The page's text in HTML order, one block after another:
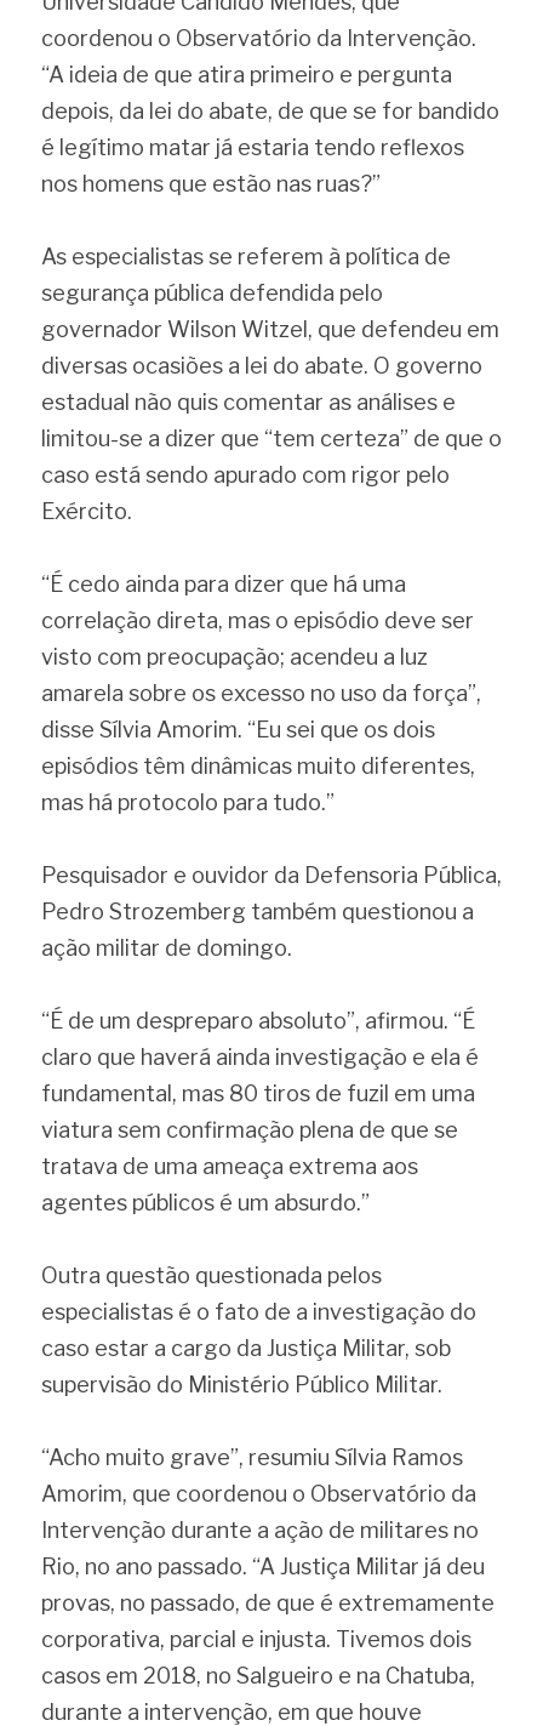
coordenou o Observatório da Intervenção.
“A ideia de que atira primeiro e pergunta
depois, da lei do abate, de que se for bandido
é legítimo matar já estaria tendo reflexos
nos homens que estão nas ruas?”
As especialistas se referem à política de
segurança pública defendida pelo
governador Wilson Witzel, que defendeu em
diversas ocasiões a lei do abate. O governo
estadual não quis comentar as análises e
limitou-se a dizer que “tem certeza” de que o
caso está sendo apurado com rigor pelo
Exército.
“É cedo ainda para dizer que há uma
correlação direta, mas o episódio deve ser
visto com preocupação; acendeu a luz
amarela sobre os excesso no uso da força”,
disse Sílvia Amorim. “Eu sei que os dois
episódios têm dinâmicas muito diferentes,
mas há protocolo para tudo.”
Pesquisador e ouvidor da Defensoria Pública,
Pedro Strozemberg também questionou a
ação militar de domingo.
“É de um despreparo absoluto”, afirmou. “É
claro que haverá ainda investigação e ela é
fundamental, mas 80 tiros de fuzil em uma
viatura sem confirmação plena de que se
tratava de uma ameaça extrema aos
agentes públicos é um absurdo.”
Outra questão questionada pelos
especialistas é o fato de a investigação do
caso estar a cargo da Justiça Militar, sob
supervisão do Ministério Público Militar.
“Acho muito grave”, resumiu Sílvia Ramos
Amorim, que coordenou o Observatório da
Intervenção durante a ação de militares no
Rio, no ano passado. “A Justiça Militar já deu
provas, no passado, de que é extremamente
corporativa, parcial e injusta. Tivemos dois
casos em 2018, no Salgueiro e na Chatuba,
durante a intervenção, em que houve